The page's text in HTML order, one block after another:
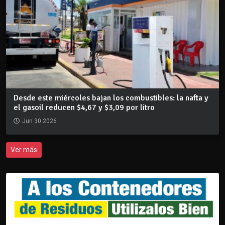
Desde este miércoles bajan los combustibles: la nafta y
el gasoil reducen $4,67 y $3,09 por litro
Jun 30 2026
Ver más